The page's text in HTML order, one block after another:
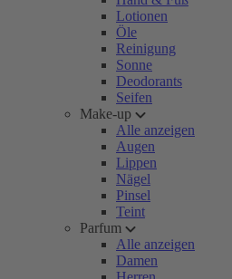
Lotionen
Öle
Reinigung
Sonne
Deodorants
Seifen
Make-up
Alle anzeigen
Augen
Lippen
Nägel
Pinsel
Teint
Parfum
Alle anzeigen
Damen